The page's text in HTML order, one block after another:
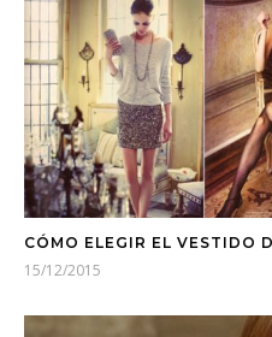
CÓMO ELEGIR EL VESTIDO
15/12/2015